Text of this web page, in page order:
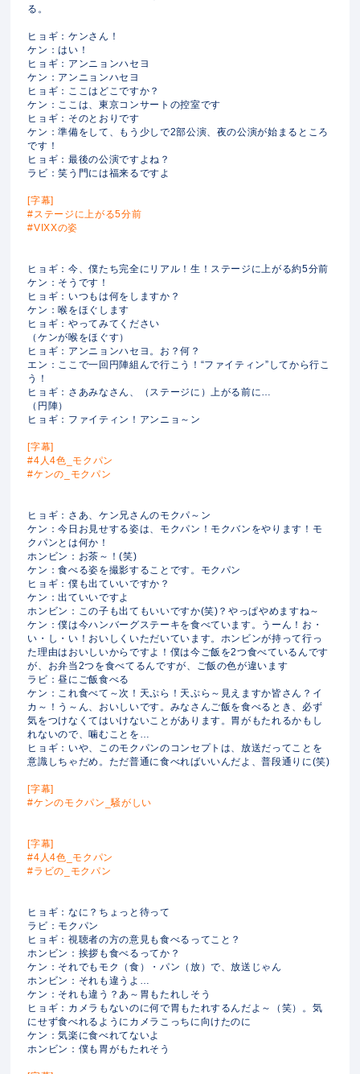
る。
ヒョギ：ケンさん！
ケン：はい！
ヒョギ：アンニョンハセヨ
ケン：アンニョンハセヨ
ヒョギ：ここはどこですか？
ケン：ここは、東京コンサートの控室です
ヒョギ：そのとおりです
ケン：準備をして、もう少しで2部公演、夜の公演が始まるところ
です！
ヒョギ：最後の公演ですよね？
ラビ：笑う門には福来るですよ
[字幕]
#ステージに上がる5分前
#VIXXの姿
ヒョギ：今、僕たち完全にリアル！生！ステージに上がる約5分前
ケン：そうです！
ヒョギ：いつもは何をしますか？
ケン：喉をほぐします
ヒョギ：やってみてください
（ケンが喉をほぐす）
ヒョギ：アンニョンハセヨ。お？何？
エン：ここで一回円陣組んで行こう！“ファイティン”してから行こ
う！
ヒョギ：さあみなさん、（ステージに）上がる前に…
（円陣）
ヒョギ：ファイティン！アンニョ～ン
[字幕]
#4人4色_モクパン
#ケンの_モクパン
ヒョギ：さあ、ケン兄さんのモクパ～ン
ケン：今日お見せする姿は、モクパン！モクバンをやります！モ
クパンとは何か！
ホンビン：お茶～！(笑)
ケン：食べる姿を撮影することです。モクパン
ヒョギ：僕も出ていいですか？
ケン：出ていいですよ
ホンビン：この子も出てもいいですか(笑)？やっぱやめますね～
ケン：僕は今ハンバーグステーキを食べています。うーん！お・
い・し・い！おいしくいただいています。ホンビンが持って行っ
た理由はおいしいからですよ！僕は今ご飯を2つ食べているんです
が、お弁当2つを食べてるんですが、ご飯の色が違います
ラビ：昼にご飯食べる
ケン：これ食べて～次！天ぷら！天ぷら～見えますか皆さん？イ
カ～！う～ん、おいしいです。みなさんご飯を食べるとき、必ず
気をつけなくてはいけないことがあります。胃がもたれるかもし
れないので、噛むことを…
ヒョギ：いや、このモクパンのコンセプトは、放送だってことを
意識しちゃだめ。ただ普通に食べればいいんだよ、普段通りに(笑)
[字幕]
#ケンのモクパン_騒がしい
[字幕]
#4人4色_モクパン
#ラビの_モクパン
ヒョギ：なに？ちょっと待って
ラビ：モクパン
ヒョギ：視聴者の方の意見も食べるってこと？
ホンビン：挨拶も食べるってか？
ケン：それでもモク（食）・パン（放）で、放送じゃん
ホンビン：それも違うよ…
ケン：それも違う？あ～胃もたれしそう
ヒョギ：カメラもないのに何で胃もたれするんだよ～（笑）。気
にせず食べれるようにカメラこっちに向けたのに
ケン：気楽に食べれてないよ
ホンビン：僕も胃がもたれそう